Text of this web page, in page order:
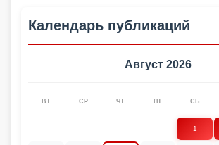
Календарь публикаций
Август 2026
ВТ СР ЧТ ПТ СБ
1